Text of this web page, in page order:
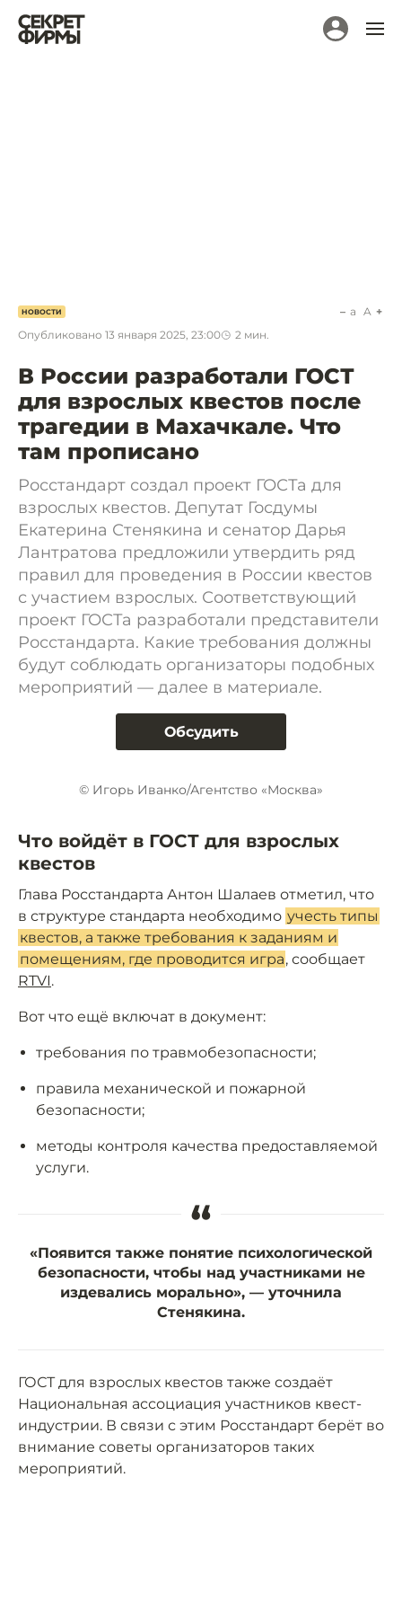
НОВОСТИ
Опубликовано 13 января 2025, 23:00 2 мин.
a A
В России разработали ГОСТ
для взрослых квестов после
трагедии в Махачкале. Что
там прописано
Росстандарт создал проект ГОСТа для
взрослых квестов. Депутат Госдумы
Екатерина Стенякина и сенатор Дарья
Лантратова предложили утвердить ряд
правил для проведения в России квестов
с участием взрослых. Соответствующий
проект ГОСТа разработали представители
Росстандарта. Какие требования должны
будут соблюдать организаторы подобных
мероприятий — далее в материале.
Обсудить
© Игорь Иванко/Агентство «Москва»
Что войдёт в ГОСТ для взрослых
квестов
Глава Росстандарта Антон Шалаев отметил, что
в структуре стандарта необходимо учесть типы
квестов, а также требования к заданиям и
помещениям, где проводится игра, сообщает
RTVI.
Вот что ещё включат в документ:
требования по травмобезопасности;
правила механической и пожарной
безопасности;
методы контроля качества предоставляемой
услуги.
“
«Появится также понятие психологической
безопасности, чтобы над участниками не
издевались морально», — уточнила
Стенякина.
ГОСТ для взрослых квестов также создаёт
Национальная ассоциация участников квест-
индустрии. В связи с этим Росстандарт берёт во
внимание советы организаторов таких
мероприятий.